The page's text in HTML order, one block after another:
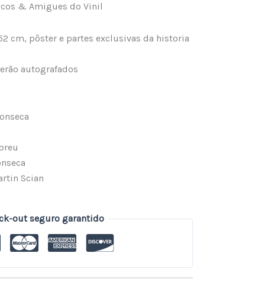
& Amigues do Vinil
cm, pôster e partes exclusivas da historia
autografados
Scian
out seguro garantido